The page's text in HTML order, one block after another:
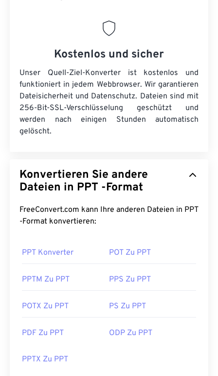
Kostenlos und sicher
Unser Quell-Ziel-Konverter ist kostenlos und
funktioniert in jedem Webbrowser. Wir garantieren
Dateisicherheit und Datenschutz. Dateien sind mit
256-Bit-SSL-Verschlüsselung geschützt und
werden nach einigen Stunden automatisch
gelöscht.
Konvertieren Sie andere
Dateien in PPT -Format
FreeConvert.com kann Ihre anderen Dateien in PPT
-Format konvertieren:
PPT Konverter POT Zu PPT
PPTM Zu PPT PPS Zu PPT
POTX Zu PPT PS Zu PPT
PDF Zu PPT ODP Zu PPT
PPTX Zu PPT